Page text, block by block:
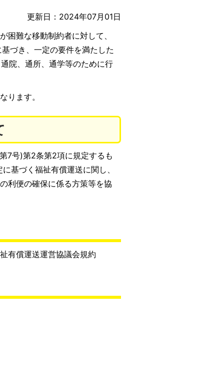
更新日：2024年07月01日
困難な移動制約者に対して、
づき、一定の要件を満たした
院、通所、通学等のために行
ります。
7号)第2条第2項に規定するも
基づく福祉有償運送に関し、
利便の確保に係る方策等を協
有償運送運営協議会規約